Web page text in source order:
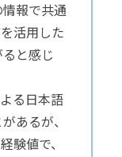
報で共通
活用した
と感じ
る日本語
あるが、
験値で、